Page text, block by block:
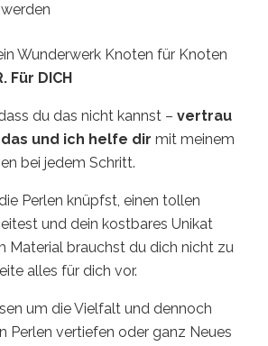
Wunderwerk Knoten für Knoten
Für DICH
du das nicht kannst – vertrau
und ich helfe dir mit meinem
bei jedem Schritt.
Perlen knüpfst, einen tollen
und dein kostbares Unikat
Material brauchst du dich nicht zu
alles für dich vor.
um die Vielfalt und dennoch
Perlen vertiefen oder ganz Neues